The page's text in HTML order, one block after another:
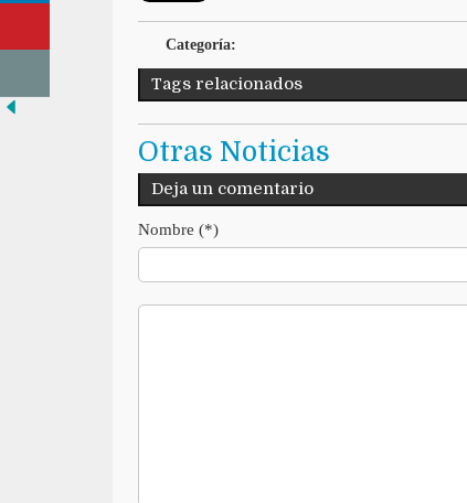
Categoría:
Tags relacionados
Otras Noticias
Deja un comentario
Nombre (*)